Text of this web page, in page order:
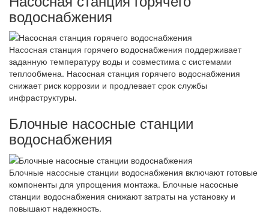
водоснабжения
Насосная станция горячего водоснабжения поддерживает
заданную температуру воды и совместима с системами
теплообмена. Насосная станция горячего водоснабжения
снижает риск коррозии и продлевает срок службы
инфраструктуры.
Блочные насосные станции
водоснабжения
Блочные насосные станции водоснабжения включают готовые
компоненты для упрощения монтажа. Блочные насосные
станции водоснабжения снижают затраты на установку и
повышают надежность.